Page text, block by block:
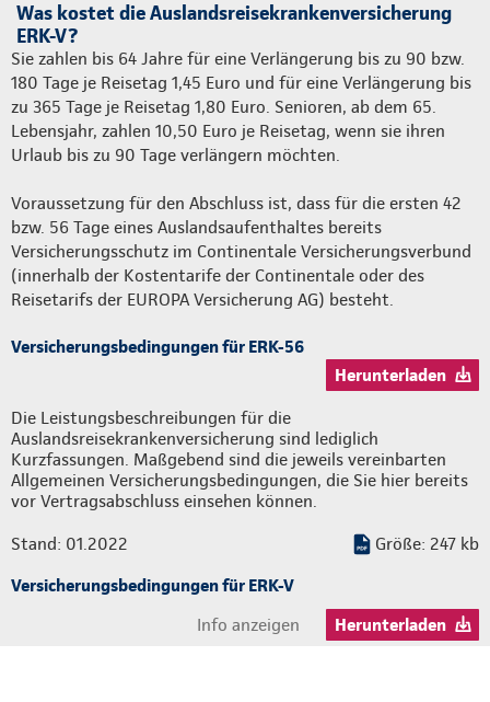
Was kostet die Auslandsreisekrankenversicherung
ERK-V?
Sie zahlen bis 64 Jahre für eine Verlängerung bis zu 90 bzw.
180 Tage je Reisetag 1,45 Euro und für eine Verlängerung bis
zu 365 Tage je Reisetag 1,80 Euro. Senioren, ab dem 65.
Lebensjahr, zahlen 10,50 Euro je Reisetag, wenn sie ihren
Urlaub bis zu 90 Tage verlängern möchten.
Voraussetzung für den Abschluss ist, dass für die ersten 42
bzw. 56 Tage eines Auslandsaufenthaltes bereits
Versicherungsschutz im Continentale Versicherungsverbund
(innerhalb der Kostentarife der Continentale oder des
Reisetarifs der EUROPA Versicherung AG) besteht.
Versicherungsbedingungen für ERK-56
Herunterladen
Die Leistungsbeschreibungen für die
Auslandsreisekrankenversicherung sind lediglich
Kurzfassungen. Maßgebend sind die jeweils vereinbarten
Allgemeinen Versicherungsbedingungen, die Sie hier bereits
vor Vertragsabschluss einsehen können.
Stand: 01.2022
Größe: 247 kb
Versicherungsbedingungen für ERK-V
Info anzeigen
Herunterladen